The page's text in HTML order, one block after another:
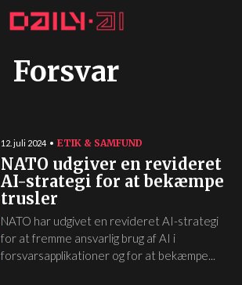
Forsvar
12. juli 2024 ETIK & SAMFUND
NATO udgiver en revideret
AI-strategi for at bekæmpe
trusler
NATO har udgivet en revideret AI-strategi
for at fremme ansvarlig brug af AI i
forsvarsapplikationer og for at bekæmpe...